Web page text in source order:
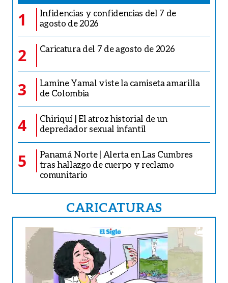
1
Infidencias y confidencias del 7 de
agosto de 2026
2 Caricatura del 7 de agosto de 2026
3
Lamine Yamal viste la camiseta amarilla
de Colombia
4
Chiriquí | El atroz historial de un
depredador sexual infantil
5
Panamá Norte | Alerta en Las Cumbres
tras hallazgo de cuerpo y reclamo
comunitario
CARICATURAS